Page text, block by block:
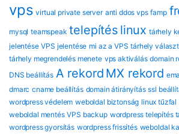
vps virtual private server anti ddos vps famp
mysql teamspeak telepítés linux tárhely
jelentése VPS jelentése mi az a VPS tárhely
tárhely megrendelés menete vps aktiválás domain
DNS beállítás A rekord MX rekord
dmarc cname beállítás domain átirányítás ssl
wordpress védelem weboldal biztonság linux tűzfal
weboldal mentés VPS backup wordpress telepítés
wordpress gyorsítás wordpress frissítés weboldal